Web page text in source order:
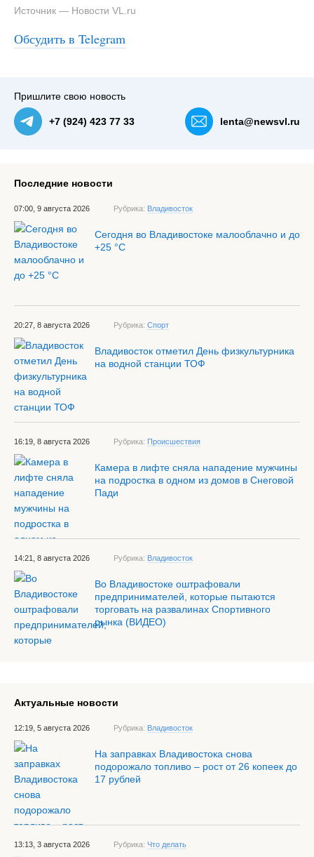
Источник — Новости VL.ru
Обсудить в Telegram
#3
Пришлите свою новость
+7 (924) 423 77 33 lenta@newsvl.ru
Последние новости
07:00, 9 августа 2026 Рубрика: Владивосток
Сегодня во Владивостоке малооблачно и до
+25 °С
20:27, 8 августа 2026 Рубрика: Спорт
Владивосток отметил День физкультурника
на водной станции ТОФ
16:19, 8 августа 2026 Рубрика: Происшествия
Камера в лифте сняла нападение мужчины
на подростка в одном из домов в Снеговой
Пади
14:21, 8 августа 2026 Рубрика: Владивосток
Во Владивостоке оштрафовали
предпринимателей, которые пытаются
торговать на развалинах Спортивного
рынка (ВИДЕО)
Актуальные новости
12:19, 5 августа 2026 Рубрика: Владивосток
На заправках Владивостока снова
подорожало топливо – рост от 26 копеек до
17 рублей
13:13, 3 августа 2026 Рубрика: Что делать